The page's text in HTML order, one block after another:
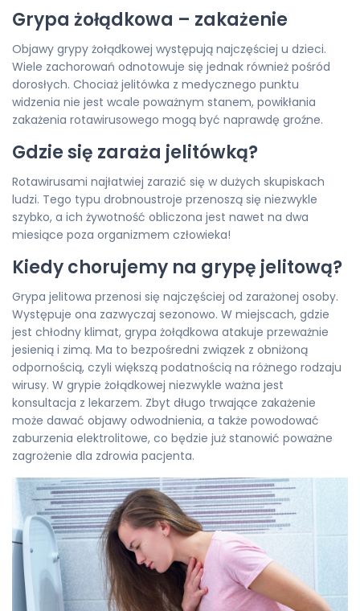
Grypa żołądkowa – zakażenie
Objawy grypy żołądkowej występują najczęściej u dzieci.
Wiele zachorowań odnotowuje się jednak również pośród
dorosłych. Chociaż jelitówka z medycznego punktu
widzenia nie jest wcale poważnym stanem, powikłania
zakażenia rotawirusowego mogą być naprawdę groźne.
Gdzie się zaraża jelitówką?
Rotawirusami najłatwiej zarazić się w dużych skupiskach
ludzi. Tego typu drobnoustroje przenoszą się niezwykle
szybko, a ich żywotność obliczona jest nawet na dwa
miesiące poza organizmem człowieka!
Kiedy chorujemy na grypę jelitową?
Grypa jelitowa przenosi się najczęściej od zarażonej osoby.
Występuje ona zazwyczaj sezonowo. W miejscach, gdzie
jest chłodny klimat, grypa żołądkowa atakuje przeważnie
jesienią i zimą. Ma to bezpośredni związek z obniżoną
odpornością, czyli większą podatnością na różnego rodzaju
wirusy. W grypie żołądkowej niezwykle ważna jest
konsultacja z lekarzem. Zbyt długo trwające zakażenie
może dawać objawy odwodnienia, a także powodować
zaburzenia elektrolitowe, co będzie już stanowić poważne
zagrożenie dla zdrowia pacjenta.